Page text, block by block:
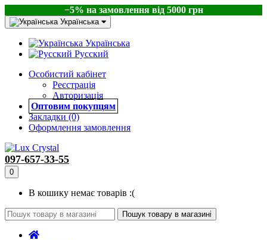
−5% на замовлення від 5000 грн
Українська
Українська
Русский
Особистий кабінет
Реєстрація
Авторизація
Оптовим покупцям
Закладки (0)
Оформлення замовлення
097-657-33-55
0
В кошику немає товарів :(
Пошук товару в магазині